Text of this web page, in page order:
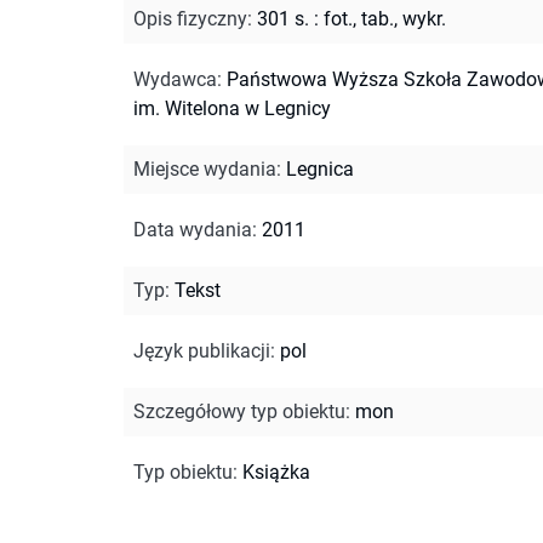
Opis fizyczny: 301 s. : fot., tab., wykr.
Wydawca: Państwowa Wyższa Szkoła
im. Witelona w Legnicy
Miejsce wydania: Legnica
Data wydania: 2011
Typ: Tekst
Język publikacji: pol
Szczegółowy typ obiektu: mon
Typ obiektu: Książka